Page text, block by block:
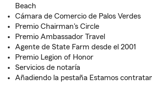
Beach
Cámara de Comercio de Palos Verdes
Premio Chairman's Circle
Premio Ambassador Travel
Agente de State Farm desde el 2001
Premio Legion of Honor
Servicios de notaría
Añadiendo la pestaña Estamos